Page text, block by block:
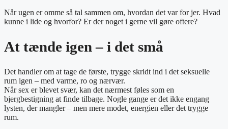
Når ugen er omme så tal sammen om, hvordan det var for jer. Hvad
kunne i lide og hvorfor? Er der noget i gerne vil gøre oftere?
At tænde igen – i det små
Det handler om at tage de første, trygge skridt ind i det seksuelle
rum igen – med varme, ro og nærvær.
Når sex er blevet svær, kan det nærmest føles som en
bjergbestigning at finde tilbage. Nogle gange er det ikke engang
lysten, der mangler – men mere modet, energien eller det trygge
rum.